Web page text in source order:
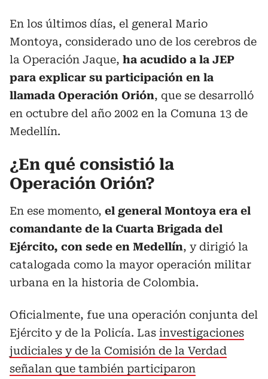
En los últimos días, el general Mario
Montoya, considerado uno de los cerebros de
la Operación Jaque, ha acudido a la JEP
para explicar su participación en la
llamada Operación Orión, que se desarrolló
en octubre del año 2002 en la Comuna 13 de
Medellín.
¿En qué consistió la
Operación Orión?
En ese momento, el general Montoya era el
comandante de la Cuarta Brigada del
Ejército, con sede en Medellín, y dirigió la
catalogada como la mayor operación militar
urbana en la historia de Colombia.
Oficialmente, fue una operación conjunta del
Ejército y de la Policía. Las investigaciones
judiciales y de la Comisión de la Verdad
señalan que también participaron